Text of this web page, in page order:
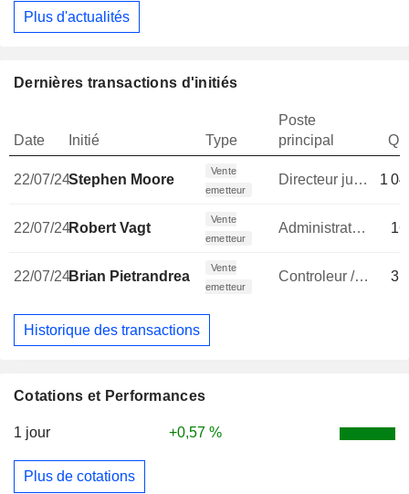
Plus d'actualités
Cotations et Performances
1 jour +0,57 %
Plus de cotations
Dernières transactions d'initiés
Date Initié Type
Poste
principal
22/07/24Stephen Moore
Vente
emetteur
Directeur juridique 1
22/07/24Robert Vagt
Vente
emetteur
Administrateur
22/07/24Brian Pietrandrea
Vente
emetteur
Controleur / auditeur
Historique des transactions